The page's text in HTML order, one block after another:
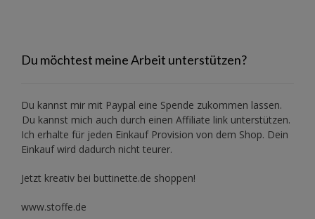
Du möchtest meine Arbeit unterstützen?
Du kannst mir mit Paypal eine Spende zukommen lassen.
Du kannst mich auch durch einen Affiliate link unterstützen.
Ich erhalte für jeden Einkauf Provision von dem Shop. Dein
Einkauf wird dadurch nicht teurer.
Jetzt kreativ bei buttinette.de shoppen!
www.stoffe.de